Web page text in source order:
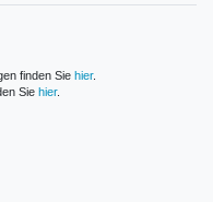
finden Sie hier.
Sie hier.